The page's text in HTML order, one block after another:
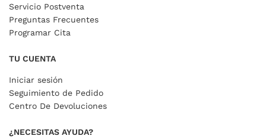
Servicio Postventa
Preguntas Frecuentes
Programar Cita
TU CUENTA
Iniciar sesión
Seguimiento de Pedido
Centro De Devoluciones
¿NECESITAS AYUDA?